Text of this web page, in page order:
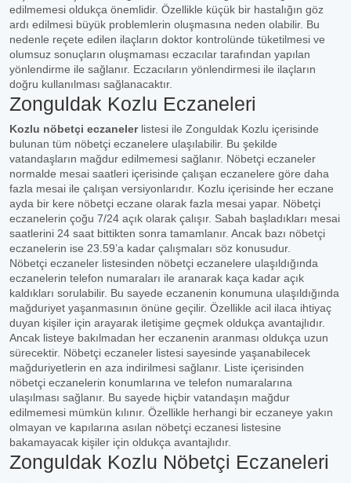
edilmemesi oldukça önemlidir. Özellikle küçük bir hastalığın göz
ardı edilmesi büyük problemlerin oluşmasına neden olabilir. Bu
nedenle reçete edilen ilaçların doktor kontrolünde tüketilmesi ve
olumsuz sonuçların oluşmaması eczacılar tarafından yapılan
yönlendirme ile sağlanır. Eczacıların yönlendirmesi ile ilaçların
doğru kullanılması sağlanacaktır.
Zonguldak Kozlu Eczaneleri
Kozlu nöbetçi eczanelerlistesi ile Zonguldak Kozlu içerisinde
bulunan tüm nöbetçi eczanelere ulaşılabilir. Bu şekilde
vatandaşların mağdur edilmemesi sağlanır. Nöbetçi eczaneler
normalde mesai saatleri içerisinde çalışan eczanelere göre daha
fazla mesai ile çalışan versiyonlarıdır. Kozlu içerisinde her eczane
ayda bir kere nöbetçi eczane olarak fazla mesai yapar. Nöbetçi
eczanelerin çoğu 7/24 açık olarak çalışır. Sabah başladıkları mesai
saatlerini 24 saat bittikten sonra tamamlanır. Ancak bazı nöbetçi
eczanelerin ise 23.59’a kadar çalışmaları söz konusudur.
Nöbetçi eczaneler listesinden nöbetçi eczanelere ulaşıldığında
eczanelerin telefon numaraları ile aranarak kaça kadar açık
kaldıkları sorulabilir. Bu sayede eczanenin konumuna ulaşıldığında
mağduriyet yaşanmasının önüne geçilir. Özellikle acil ilaca ihtiyaç
duyan kişiler için arayarak iletişime geçmek oldukça avantajlıdır.
Ancak listeye bakılmadan her eczanenin aranması oldukça uzun
sürecektir. Nöbetçi eczaneler listesi sayesinde yaşanabilecek
mağduriyetlerin en aza indirilmesi sağlanır. Liste içerisinden
nöbetçi eczanelerin konumlarına ve telefon numaralarına
ulaşılması sağlanır. Bu sayede hiçbir vatandaşın mağdur
edilmemesi mümkün kılınır. Özellikle herhangi bir eczaneye yakın
olmayan ve kapılarına asılan nöbetçi eczanesi listesine
bakamayacak kişiler için oldukça avantajlıdır.
Zonguldak Kozlu Nöbetçi Eczaneleri